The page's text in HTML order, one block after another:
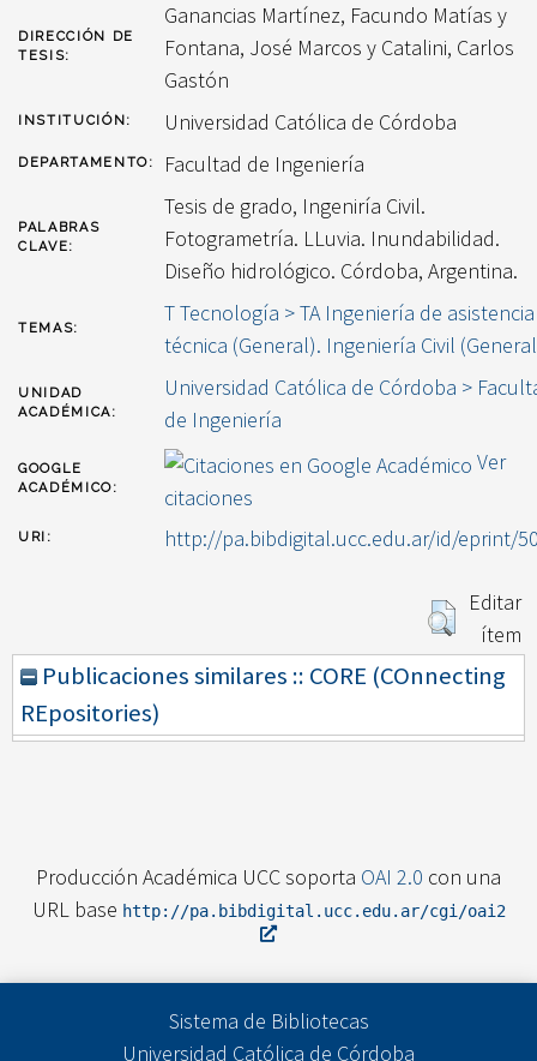
DIRECCIÓN DE
TESIS:
Ganancias Martínez, Facundo Matías y
Fontana, José Marcos y Catalini, Carlos
Gastón
INSTITUCIÓN: Universidad Católica de Córdoba
DEPARTAMENTO: Facultad de Ingeniería
PALABRAS
CLAVE:
Tesis de grado, Ingeniría Civil.
Fotogrametría. LLuvia. Inundabilidad.
Diseño hidrológico. Córdoba, Argentina.
TEMAS:
T Tecnología > TA Ingeniería de asistencia
técnica (General). Ingeniería Civil
UNIDAD
ACADÉMICA:
Universidad Católica de Córdoba >
de Ingeniería
GOOGLE
ACADÉMICO:
Ver
citaciones
URI: http://pa.bibdigital.ucc.edu.ar/id/eprint/
Editar
ítem
Publicaciones similares :: CORE (COnnecting
REpositories)
Producción Académica UCC soporta OAI 2.0 con una
URL base http://pa.bibdigital.ucc.edu.ar/cgi/oai2
Sistema de Bibliotecas
Universidad Católica de Córdoba